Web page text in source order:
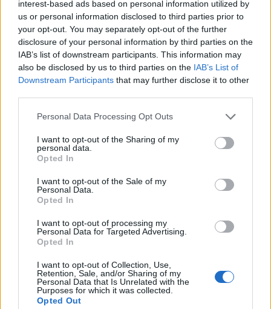
interest-based ads based on personal information utilized by
us or personal information disclosed to third parties prior to
your opt-out. You may separately opt-out of the further
disclosure of your personal information by third parties on the
IAB’s list of downstream participants. This information may
also be disclosed by us to third parties on the IAB’s List of
Downstream Participants that may further disclose it to other
Personal Data Processing Opt Outs
I want to opt-out of the Sharing of my
personal data.
Opted In
I want to opt-out of the Sale of my
Personal Data.
Opted In
I want to opt-out of processing my
Personal Data for Targeted Advertising.
Opted In
I want to opt-out of Collection, Use,
Retention, Sale, and/or Sharing of my
Personal Data that Is Unrelated with the
Purposes for which it was collected.
Opted Out
10:15
Καστέλι: Σε πανηγυρικό κλίμα οι υπογραφές για τα
συστήματα αεροναυτιλίας του νέου αεροδρομίου -
Φωτογραφίες
10:09
Η μεγάλη αλλαγή στις συσκευασίες: Τι αλλάζει στην ΕΕ
από τις 12 Αυγούστου
Τι θα δούμε στα Κηποθέατρα Ηρακλείου το
Σαββατοκύριακο
«Το Δικαίωμα» γίνεται λογοτεχνία: Ο Δήμος Αγίου
Νικολάου προκηρύσσει τον 33ο Πανελλήνιο Λογοτεχνικό
09:57
τους στην Ελλάδα
09:54
Περιφέρεια Κρήτης: Σε εξέλιξη το Πρόγραμμα